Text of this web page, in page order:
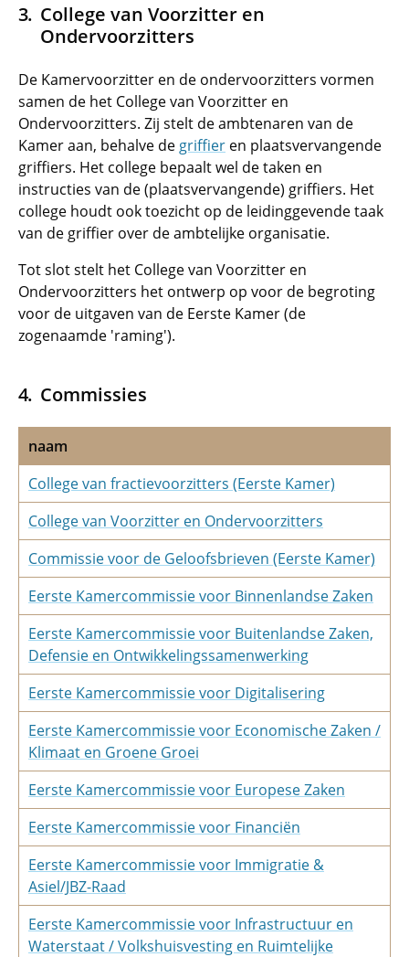
College van Voorzitter en
Ondervoorzitters
De Kamervoorzitter en de ondervoorzitters vormen
samen de het College van Voorzitter en
Ondervoorzitters. Zij stelt de ambtenaren van de
Kamer aan, behalve de griffier en plaatsvervangende
griffiers. Het college bepaalt wel de taken en
instructies van de (plaatsvervangende) griffiers. Het
college houdt ook toezicht op de leidinggevende taak
van de griffier over de ambtelijke organisatie.
Tot slot stelt het College van Voorzitter en
Ondervoorzitters het ontwerp op voor de begroting
voor de uitgaven van de Eerste Kamer (de
zogenaamde 'raming').
Commissies
naam
College van fractievoorzitters (Eerste Kamer)
College van Voorzitter en Ondervoorzitters
Commissie voor de Geloofsbrieven (Eerste Kamer)
Eerste Kamercommissie voor Binnenlandse Zaken
Eerste Kamercommissie voor Buitenlandse Zaken,
Defensie en Ontwikkelingssamenwerking
Eerste Kamercommissie voor Digitalisering
Eerste Kamercommissie voor Economische Zaken /
Klimaat en Groene Groei
Eerste Kamercommissie voor Europese Zaken
Eerste Kamercommissie voor Financiën
Eerste Kamercommissie voor Immigratie &
Asiel/JBZ-Raad
Eerste Kamercommissie voor Infrastructuur en
Waterstaat / Volkshuisvesting en Ruimtelijke